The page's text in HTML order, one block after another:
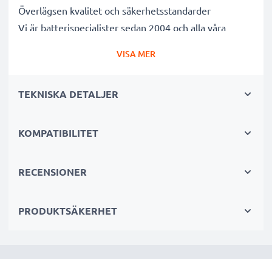
Överlägsen kvalitet och säkerhetsstandarder
Vi är batterispecialister sedan 2004 och alla våra
mer därtill. Det är därför de levereras med 3 års
Oumbärliga i alla fotografers kameraväskor
både proffs och amatörer.
VISA MER
TEKNISKA DETALJER
KOMPATIBILITET
RECENSIONER
PRODUKTSÄKERHET